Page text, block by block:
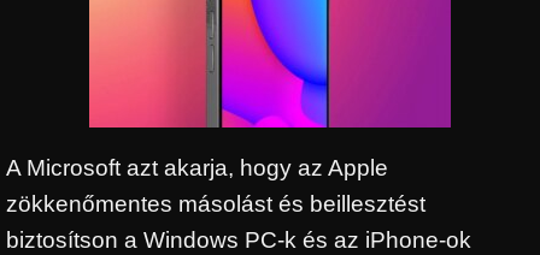
A Microsoft azt akarja, hogy az Apple
zökkenőmentes másolást és beillesztést
biztosítson a Windows PC-k és az iPhone-ok